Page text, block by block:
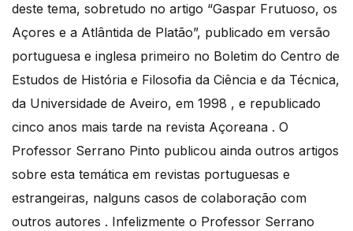
deste tema, sobretudo no artigo “Gaspar Frutuoso, os
Açores e a Atlântida de Platão”, publicado em versão
portuguesa e inglesa primeiro no Boletim do Centro de
Estudos de História e Filosofia da Ciência e da Técnica,
da Universidade de Aveiro, em 1998 , e republicado
cinco anos mais tarde na revista Açoreana . O
Professor Serrano Pinto publicou ainda outros artigos
sobre esta temática em revistas portuguesas e
estrangeiras, nalguns casos de colaboração com
outros autores . Infelizmente o Professor Serrano